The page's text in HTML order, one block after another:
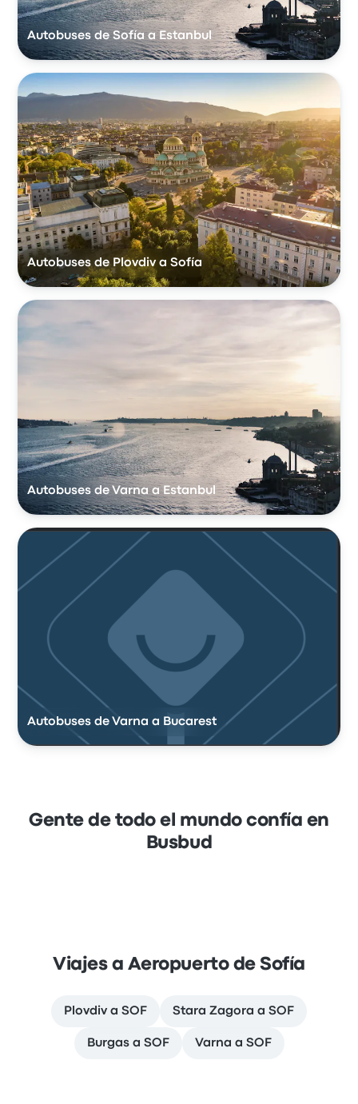
Autobuses de Sofía a Estanbul
Autobuses de Plovdiv a Sofía
Autobuses de Varna a Estanbul
Autobuses de Varna a Bucarest
Gente de todo el mundo confía en
Busbud
Viajes a Aeropuerto de Sofía
Plovdiv a SOF Stara Zagora a SOF
Burgas a SOF Varna a SOF